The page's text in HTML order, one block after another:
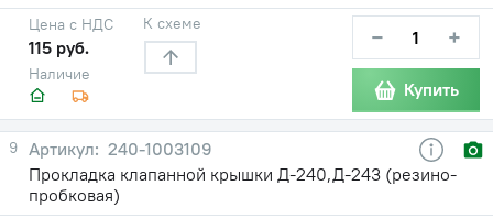
Наличие
Цена с НДС
115 руб.
К схеме − +
Купить
9
240-1003109
Прокладка клапанной крышки Д-240,Д-243 (резино-
пробковая)